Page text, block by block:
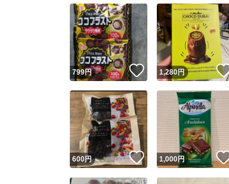
799円 いいね！
1,280円
600円 いいね！
1,000円